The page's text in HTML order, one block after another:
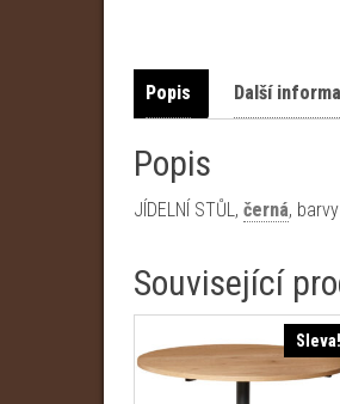
Popis Další
Popis
JÍDELNÍ STŮL, černá,
Související
Sleva!